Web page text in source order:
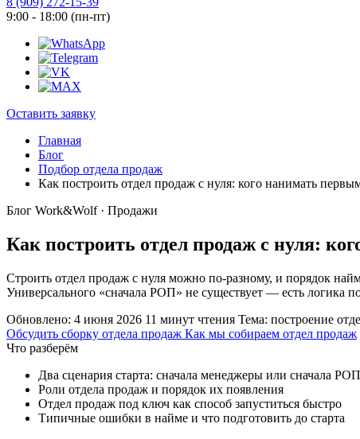
9:00 - 18:00 (пн-пт)
Оставить заявку
Главная
Блог
Подбор отдела продаж
Как построить отдел продаж с нуля: кого нанимать
Блог Work&Wolf · Продажи
Как построить отдел продаж с нуля:
Строить отдел продаж с нуля можно по-разному, и порядок
Универсального «сначала РОП» не существует — есть логика
Обновлено: 4 июня 2026 11 минут чтения Тема: построение
Обсудить сборку отдела продаж Как мы собираем отдел продаж
Что разберём
Два сценария старта: сначала менеджеры или сначала РОП
Роли отдела продаж и порядок их появления
Отдел продаж под ключ как способ запуститься быстро
Типичные ошибки в найме и что подготовить до старта